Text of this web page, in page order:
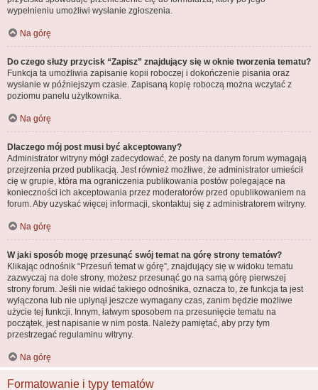
wypełnieniu umożliwi wysłanie zgłoszenia.
Na górę
Do czego służy przycisk “Zapisz” znajdujący się w oknie tworzenia tematu?
Funkcja ta umożliwia zapisanie kopii roboczej i dokończenie pisania oraz
wysłanie w późniejszym czasie. Zapisaną kopię roboczą można wczytać z
poziomu panelu użytkownika.
Na górę
Dlaczego mój post musi być akceptowany?
Administrator witryny mógł zadecydować, że posty na danym forum wymagają
przejrzenia przed publikacją. Jest również możliwe, że administrator umieścił
cię w grupie, która ma ograniczenia publikowania postów polegające na
konieczności ich akceptowania przez moderatorów przed opublikowaniem na
forum. Aby uzyskać więcej informacji, skontaktuj się z administratorem witryny.
Na górę
W jaki sposób mogę przesunąć swój temat na górę strony tematów?
Klikając odnośnik “Przesuń temat w górę”, znajdujący się w widoku tematu
zazwyczaj na dole strony, możesz przesunąć go na samą górę pierwszej
strony forum. Jeśli nie widać takiego odnośnika, oznacza to, że funkcja ta jest
wyłączona lub nie upłynął jeszcze wymagany czas, zanim będzie możliwe
użycie tej funkcji. Innym, łatwym sposobem na przesunięcie tematu na
początek, jest napisanie w nim posta. Należy pamiętać, aby przy tym
przestrzegać regulaminu witryny.
Na górę
Formatowanie i typy tematów